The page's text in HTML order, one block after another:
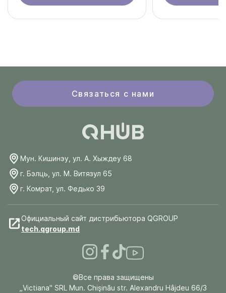
Связаться с нами
Мун. Кишинэу, ул. А. Хыждеу 68
г. Бэлць, ул. М. Витязул 65
г. Комрат, ул. Федько 39
Официальный сайт дистрибьютора QGROUP
tech.qgroup.md
©Все права защищены
„Victiana" SRL Mun. Chişinău str. Alexandru Hâjdeu 66/3